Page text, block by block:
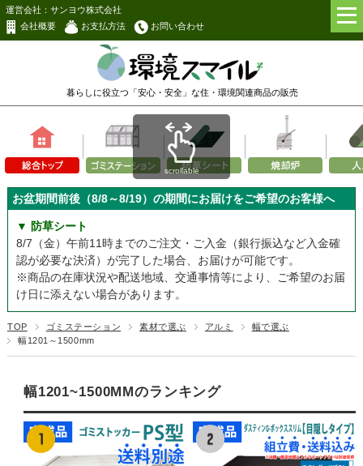
運営会社：サンヨウ株式会社
会社概要
お支払方法 お問い合わせ
暮らしに役立つ「安心・安全」な住・環境関連商品の販売
scrollable
お盆期間前後（8/8～8/19）の期間にお届けをご希望のお客様へ
▼ 防草シート
8/7（金）午前11時までのご注文・ご入金（銀行振込など入金確
認が必要な決済）が完了した場合、お届けが可能です。
※商品の在庫状況や配送地域、交通事情等により、ご希望のお届
け日に添えない場合があります。
TOP ゴミステーション 素材で選ぶ アルミ
幅で選ぶ
幅1201～1500mm
幅1201~1500MMのランキング